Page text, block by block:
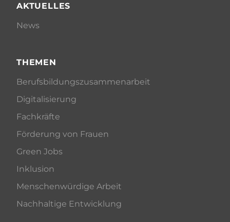
AKTUELLES
News
THEMEN
Berufsbildungszusammenarbeit
Digitalisierung
Fachkräfte
Förderung von Frauen
Green Jobs
Inklusion
Menschenwürdige Arbeit
Nachhaltige Entwicklung